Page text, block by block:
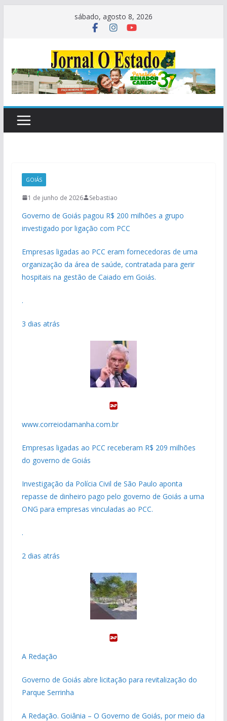
sábado, agosto 8, 2026
GOIÁS
1 de junho de 2026 Sebastiao
Governo de Goiás pagou R$ 200 milhões a grupo
investigado por ligação com PCC
Empresas ligadas ao PCC eram fornecedoras de uma
organização da área de saúde, contratada para gerir
hospitais na gestão de Caiado em Goiás.
.
3 dias atrás
www.correiodamanha.com.br
Empresas ligadas ao PCC receberam R$ 209 milhões
do governo de Goiás
Investigação da Polícia Civil de São Paulo aponta
repasse de dinheiro pago pelo governo de Goiás a uma
ONG para empresas vinculadas ao PCC.
.
2 dias atrás
A Redação
Governo de Goiás abre licitação para revitalização do
Parque Serrinha
A Redação. Goiânia – O Governo de Goiás, por meio da